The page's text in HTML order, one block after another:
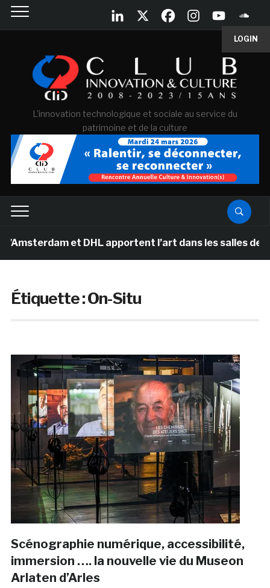
LOGIN
L'innovation technologique et sociale au service du
patrimoine et de la culture
et DHL apportent l’art dans les salles de classe
Étiquette :On-Situ
Scénographie numérique, accessibilité,
immersion …. la nouvelle vie du Museon
Arlaten d’Arles